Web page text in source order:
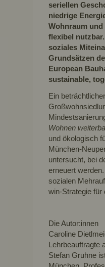
seriellen
niedrige
Wohnraum
flexibel
soziales
Grundsätzen
European
sustainable,
Ein
Wohnen
und ökologisch
München-
untersucht, bei
erneuert
sozialen
win-Strategie für
Die Autor:innen
Caroline
Lehrbeauftragte
Stefan Gruhne